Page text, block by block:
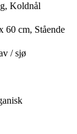
Koldnål
60 cm, Stående
/ sjø